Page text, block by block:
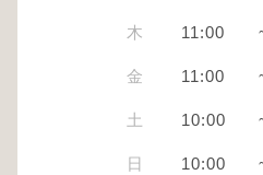
木 11:00
金 11:00
土 10:00
日 10:00